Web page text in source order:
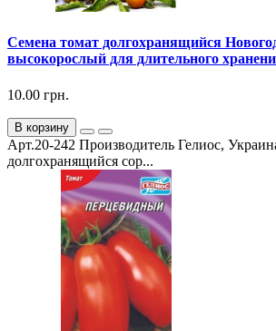
Семена томат долгохранящийся
высокорослый для длительного
10.00 грн.
В корзину
Арт.20-242 Производитель Гелиос,
долгохранящийся сор...